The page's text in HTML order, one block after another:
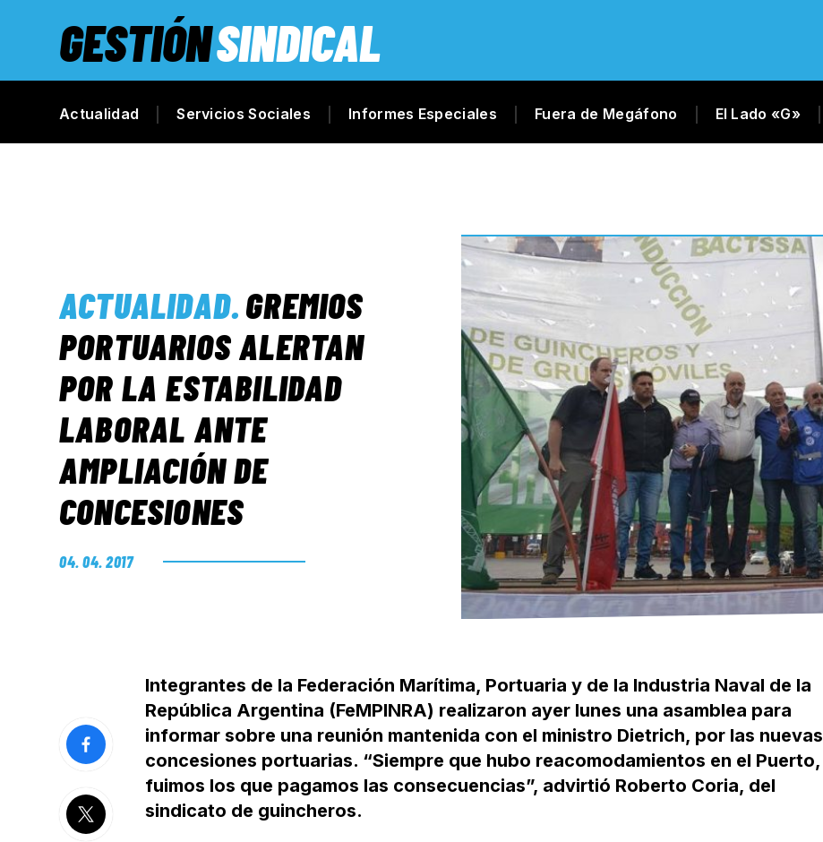
GESTIÓNSINDICAL
Actualidad Servicios Sociales Informes Especiales Fuera de Megáfono El Lado «G»
ACTUALIDAD.GREMIOS
PORTUARIOS ALERTAN
POR LA ESTABILIDAD
LABORAL ANTE
AMPLIACIÓN DE
CONCESIONES
04. 04. 2017
Integrantes de la Federación Marítima, Portuaria y de la Industria Naval de la
República Argentina (FeMPINRA) realizaron ayer lunes una asamblea para
informar sobre una reunión mantenida con el ministro Dietrich, por las nuevas
concesiones portuarias. “Siempre que hubo reacomodamientos en el Puerto,
fuimos los que pagamos las consecuencias”, advirtió Roberto Coria, del
sindicato de guincheros.